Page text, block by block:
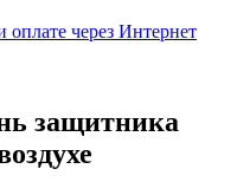
через Интернет
защитника